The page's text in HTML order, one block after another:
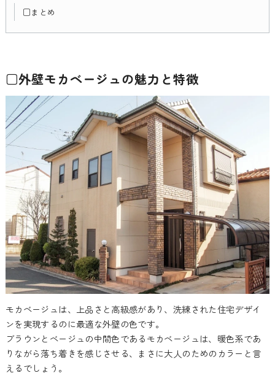
□まとめ
□外壁モカベージュの魅力と特徴
モカベージュは、上品さと高級感があり、洗練された住宅デザイ
ンを実現するのに最適な外壁の色です。
ブラウンとベージュの中間色であるモカベージュは、暖色系であ
りながら落ち着きを感じさせる、まさに大人のためのカラーと言
えるでしょう。